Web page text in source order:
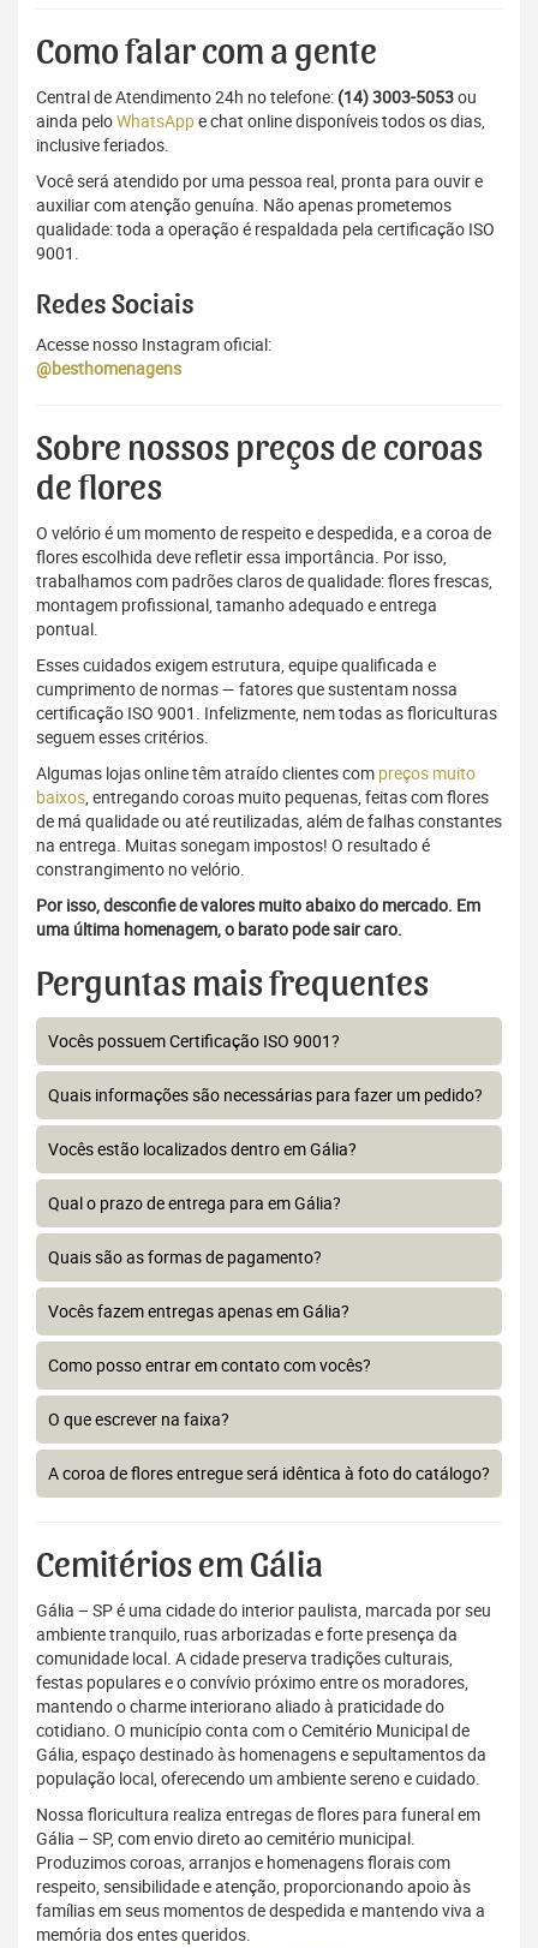
Como falar com a gente
Central de Atendimento 24h no telefone: (14) 3003-5053ou
ainda peloWhatsAppe chat online disponíveis todos os dias,
inclusive feriados.
Você será atendido por uma pessoa real, pronta para ouvir e
auxiliar com atenção genuína. Não apenas prometemos
qualidade: toda a operação é respaldada pela certificação ISO
9001.
Redes Sociais
Acesse nosso Instagram oficial:
@besthomenagens
Sobre nossos preços de coroas
de flores
O velório é um momento de respeito e despedida, e a coroa de
flores escolhida deve refletir essa importância. Por isso,
trabalhamos com padrões claros de qualidade: flores frescas,
montagem profissional, tamanho adequado e entrega
pontual.
Esses cuidados exigem estrutura, equipe qualificada e
cumprimento de normas — fatores que sustentam nossa
certificação ISO 9001. Infelizmente, nem todas as floriculturas
seguem esses critérios.
Algumas lojas online têm atraído clientes com preços muito
baixos, entregando coroas muito pequenas, feitas com flores
de má qualidade ou até reutilizadas, além de falhas constantes
na entrega. Muitas sonegam impostos! O resultado é
constrangimento no velório.
Por isso, desconfie de valores muito abaixo do mercado. Em
uma última homenagem, o barato pode sair caro.
Perguntas mais frequentes
Vocês possuem Certificação ISO 9001?
Quais informações são necessárias para fazer um pedido?
Vocês estão localizados dentro em Gália?
Qual o prazo de entrega para em Gália?
Quais são as formas de pagamento?
Vocês fazem entregas apenas em Gália?
Como posso entrar em contato com vocês?
O que escrever na faixa?
A coroa de flores entregue será idêntica à foto do catálogo?
Cemitérios em Gália
Gália – SP é uma cidade do interior paulista, marcada por seu
ambiente tranquilo, ruas arborizadas e forte presença da
comunidade local. A cidade preserva tradições culturais,
festas populares e o convívio próximo entre os moradores,
mantendo o charme interiorano aliado à praticidade do
cotidiano. O município conta com o Cemitério Municipal de
Gália, espaço destinado às homenagens e sepultamentos da
população local, oferecendo um ambiente sereno e cuidado.
Nossa floricultura realiza entregas de flores para funeral em
Gália – SP, com envio direto ao cemitério municipal.
Produzimos coroas, arranjos e homenagens florais com
respeito, sensibilidade e atenção, proporcionando apoio às
famílias em seus momentos de despedida e mantendo viva a
memória dos entes queridos.